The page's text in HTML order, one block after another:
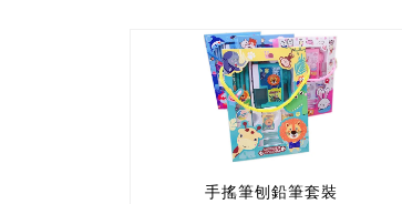
手搖筆刨鉛筆套裝